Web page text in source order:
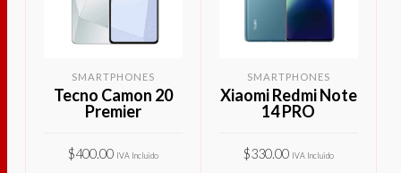
SMARTPHONES
Tecno Camon 20
Premier
$400.00 IVA Incluido
SMARTPHONES
Xiaomi Redmi Note
14 PRO
$330.00 IVA Incluido